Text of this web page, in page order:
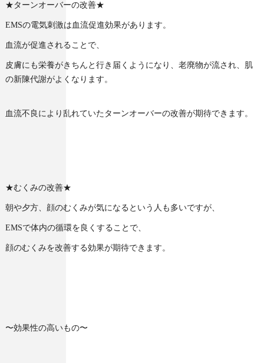
★ターンオーバーの改善★
EMSの電気刺激は血流促進効果があります。
血流が促進されることで、
皮膚にも栄養がきちんと行き届くようになり、老廃物が流され、肌
の新陳代謝がよくなります。
血流不良により乱れていたターンオーバーの改善が期待できます。
★むくみの改善★
朝や夕方、顔のむくみが気になるという人も多いですが、
EMSで体内の循環を良くすることで、
顔のむくみを改善する効果が期待できます。
〜効果性の高いもの〜